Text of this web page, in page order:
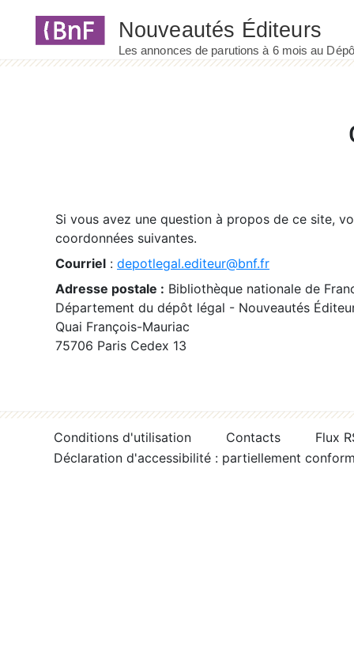
Si vous avez une question à propos de ce site,
coordonnées suivantes.
Courriel : depotlegal.editeur@bnf.fr
Adresse postale : Bibliothèque nationale de
Département du dépôt légal - Nouveautés
Quai François-Mauriac
75706 Paris Cedex 13
Conditions d'utilisation Contacts
Flux
Déclaration d'accessibilité : partiellement